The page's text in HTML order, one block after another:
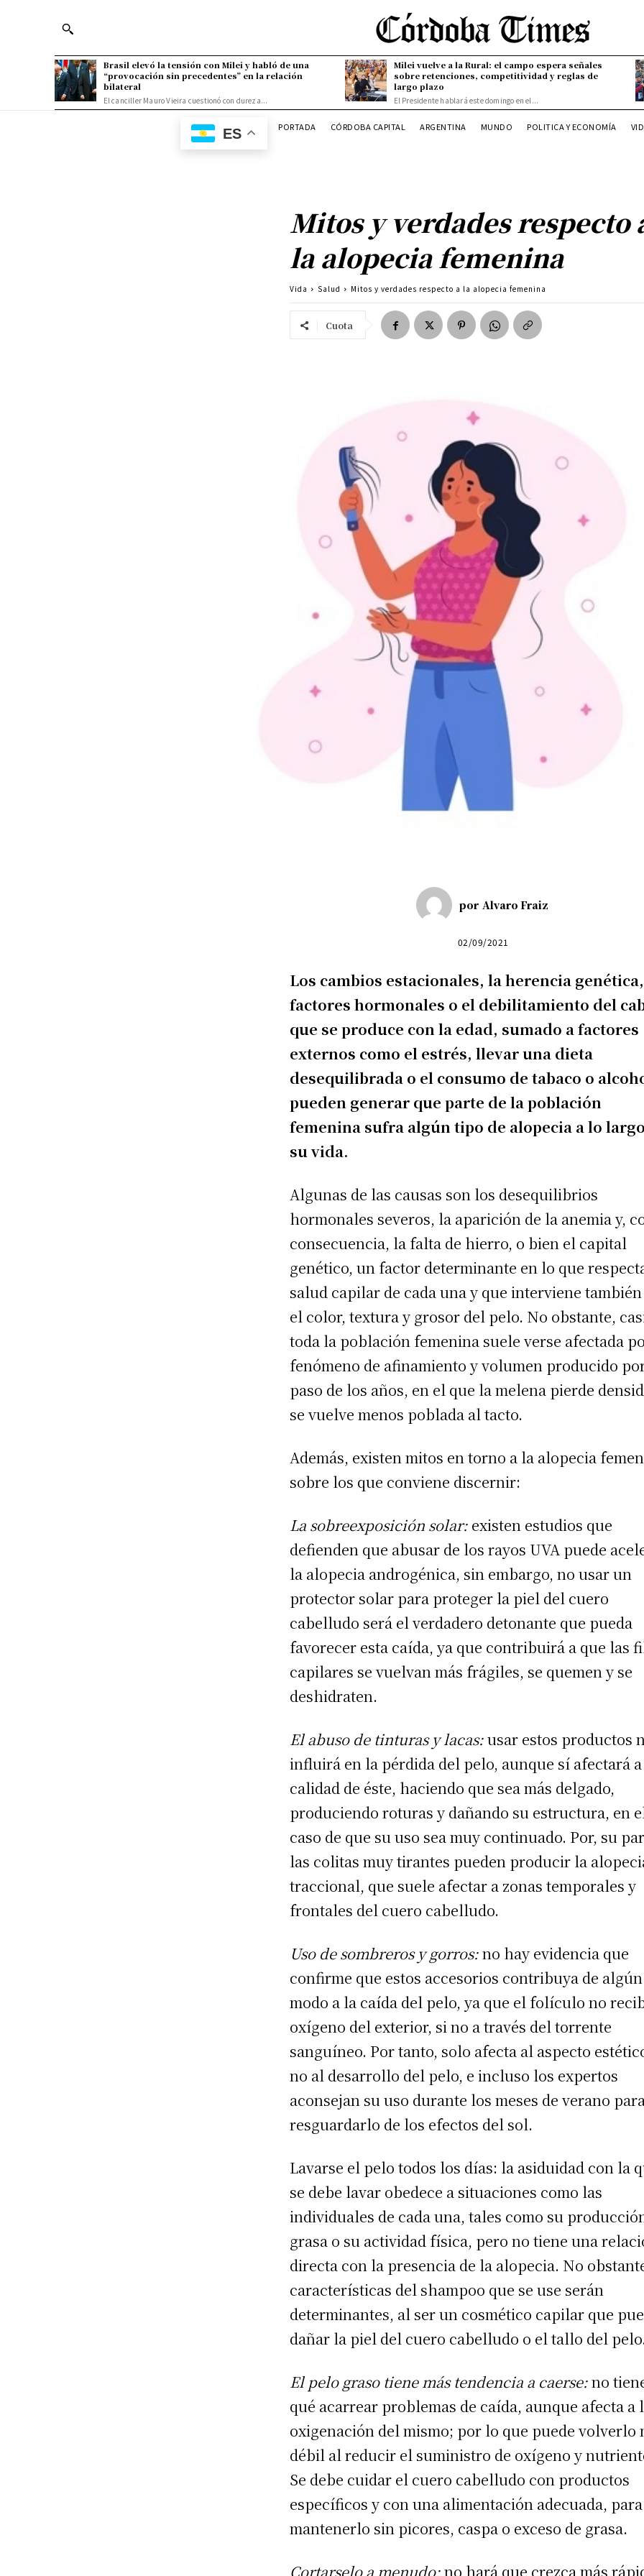
Brasil elevó la tensión con Milei y habló de una
“provocación sin precedentes” en la relación
bilateral
El canciller Mauro Vieira cuestionó con dureza...
Milei vuelve a la Rural: el campo espera señales
sobre retenciones, competitividad y reglas de
largo plazo
El Presidente hablará este domingo en el...
ES PORTADA CÓRDOBA CAPITAL ARGENTINA MUNDO POLITICA Y ECONOMÍA
Mitos y verdades respecto
la alopecia femenina
Vida Salud Mitos y verdades respecto a la alopecia femenina
Cuota
por Alvaro Fraiz
02/09/2021
Los cambios estacionales, la herencia
factores hormonales o el debilitamiento del
que se produce con la edad, sumado a factores
externos como el estrés, llevar una dieta
desequilibrada o el consumo de tabaco o
pueden generar que parte de la población
femenina sufra algún tipo de alopecia a lo
su vida.
Algunas de las causas son los desequilibrios
hormonales severos, la aparición de la anemia y,
consecuencia, la falta de hierro, o bien el capital
genético, un factor determinante en lo que
salud capilar de cada una y que interviene
el color, textura y grosor del pelo. No obstante,
toda la población femenina suele verse afectada
fenómeno de afinamiento y volumen producido
paso de los años, en el que la melena pierde
se vuelve menos poblada al tacto.
Además, existen mitos en torno a la alopecia
sobre los que conviene discernir:
La sobreexposición solar: existen estudios que
defienden que abusar de los rayos UVA puede
la alopecia androgénica, sin embargo, no usar un
protector solar para proteger la piel del cuero
cabelludo será el verdadero detonante que pueda
favorecer esta caída, ya que contribuirá a que las
capilares se vuelvan más frágiles, se quemen y se
deshidraten.
El abuso de tinturas y lacas:usar estos productos
influirá en la pérdida del pelo, aunque sí afectará
calidad de éste, haciendo que sea más delgado,
produciendo roturas y dañando su estructura, en
caso de que su uso sea muy continuado. Por, su
las colitas muy tirantes pueden producir la
traccional, que suele afectar a zonas temporales y
frontales del cuero cabelludo.
Uso de sombreros y gorros:no hay evidencia que
confirme que estos accesorios contribuya de algún
modo a la caída del pelo, ya que el folículo no
oxígeno del exterior, si no a través del torrente
sanguíneo. Por tanto, solo afecta al aspecto
no al desarrollo del pelo, e incluso los expertos
aconsejan su uso durante los meses de verano
resguardarlo de los efectos del sol.
Lavarse el pelo todos los días: la asiduidad con la
se debe lavar obedece a situaciones como las
individuales de cada una, tales como su
grasa o su actividad física, pero no tiene una
directa con la presencia de la alopecia. No
características del shampoo que se use serán
determinantes, al ser un cosmético capilar que
dañar la piel del cuero cabelludo o el tallo del
El pelo graso tiene más tendencia a caerse:no
qué acarrear problemas de caída, aunque afecta a
oxigenación del mismo; por lo que puede volverlo
débil al reducir el suministro de oxígeno y
Se debe cuidar el cuero cabelludo con productos
específicos y con una alimentación adecuada, para
mantenerlo sin picores, caspa o exceso de grasa.
Cortarselo a menudo:no hará que crezca más